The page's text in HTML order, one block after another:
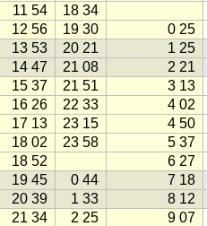
11 54 18 34
12 56 19 30 0 25
13 53 20 21 1 25
14 47 21 08 2 21
15 37 21 51 3 13
16 26 22 33 4 02
17 13 23 15 4 50
18 02 23 58 5 37
18 52 6 27
19 45 0 44 7 18
20 39 1 33 8 12
21 34 2 25 9 07